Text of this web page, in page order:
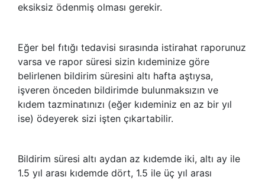
eksiksiz ödenmiş olması gerekir.
Eğer bel fıtığı tedavisi sırasında istirahat raporunuz
varsa ve rapor süresi sizin kıdeminize göre
belirlenen bildirim süresini altı hafta aştıysa,
işveren önceden bildirimde bulunmaksızın ve
kıdem tazminatınızı (eğer kıdeminiz en az bir yıl
ise) ödeyerek sizi işten çıkartabilir.
Bildirim süresi altı aydan az kıdemde iki, altı ay ile
1.5 yıl arası kıdemde dört, 1.5 ile üç yıl arası